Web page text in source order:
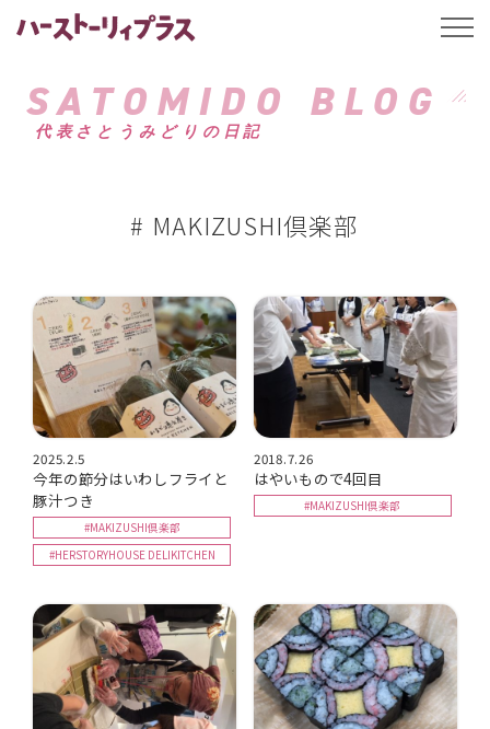
ハーストーリィプ
SATOMIDO BLOG
代表さとうみどりの日記
# MAKIZUSHI倶楽部
2025.2.5
今年の節分はいわしフライと
豚汁つき
#MAKIZUSHI倶楽部
#HERSTORYHOUSE DELIKITCHEN
2018.7.26
はやいもので4回目
#MAKIZUSHI倶楽部
t
l